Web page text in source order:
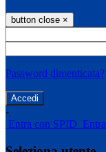
button close ×
Password dimenticata?
-
Entra con SPID